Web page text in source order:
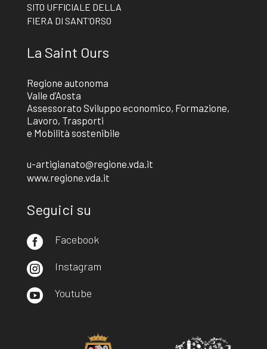
SITO UFFICIALE DELLA
FIERA DI SANT’ORSO
La Saint Ours
Regione autonoma
Valle d’Aosta
Assessorato Sviluppo economico, Formazione,
Lavoro, Trasporti
e Mobilità sostenibile
u-artigianato@regione.vda.it
www.regione.vda.it
Seguici su
 Facebook
 Instagram
 Youtube